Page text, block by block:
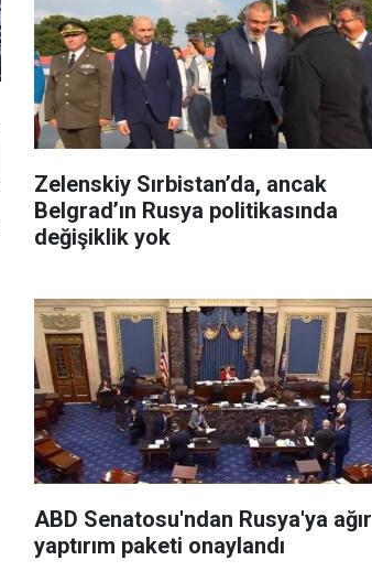
Zelenskiy Sırbistan’da, ancak
Belgrad’ın Rusya politikasında
değişiklik yok
ABD Senatosu'ndan Rusya'ya ağır
yaptırım paketi onaylandı